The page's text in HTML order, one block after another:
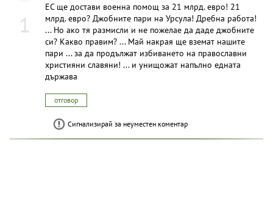
1
ЕС ще достави военна помощ за 21 млрд. евро! 21
млрд. евро? Джобните пари на Урсула! Дребна работа!
... Но ако тя размисли и не пожелае да даде джобните
си? Какво правим? ... Май накрая ще вземат нашите
пари ... за да продължат избиването на православни
християни славяни! ... и унищожат напълно едната
държава
отговор
Сигнализирай за неуместен коментар